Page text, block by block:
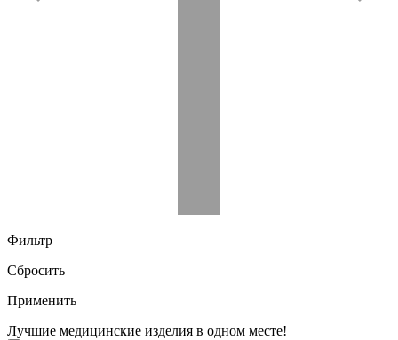
Фильтр
Сбросить
Применить
Лучшие медицинские изделия в одном месте!